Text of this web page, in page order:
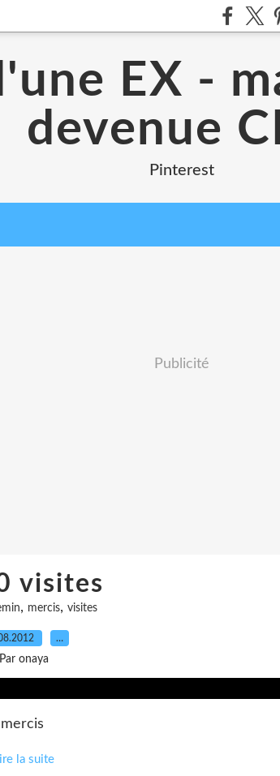
EX -
devenue
Pinterest
Publicité
visites
, mercis, visites
…
onaya
la suite